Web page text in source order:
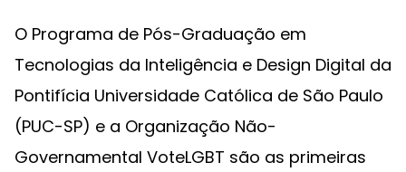
O Programa de Pós-Graduação em
Tecnologias da Inteligência e Design Digital da
Pontifícia Universidade Católica de São Paulo
(PUC-SP) e a Organização Não-
Governamental VoteLGBT são as primeiras